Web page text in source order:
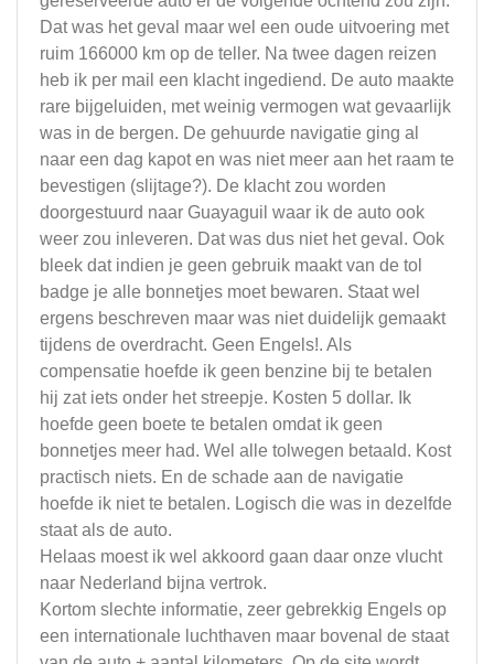
Dat was het geval maar wel een oude uitvoering met
ruim 166000 km op de teller. Na twee dagen reizen
heb ik per mail een klacht ingediend. De auto maakte
rare bijgeluiden, met weinig vermogen wat gevaarlijk
was in de bergen. De gehuurde navigatie ging al
naar een dag kapot en was niet meer aan het raam te
bevestigen (slijtage?). De klacht zou worden
doorgestuurd naar Guayaguil waar ik de auto ook
weer zou inleveren. Dat was dus niet het geval. Ook
bleek dat indien je geen gebruik maakt van de tol
badge je alle bonnetjes moet bewaren. Staat wel
ergens beschreven maar was niet duidelijk gemaakt
tijdens de overdracht. Geen Engels!. Als
compensatie hoefde ik geen benzine bij te betalen
hij zat iets onder het streepje. Kosten 5 dollar. Ik
hoefde geen boete te betalen omdat ik geen
bonnetjes meer had. Wel alle tolwegen betaald. Kost
practisch niets. En de schade aan de navigatie
hoefde ik niet te betalen. Logisch die was in dezelfde
staat als de auto.
Helaas moest ik wel akkoord gaan daar onze vlucht
naar Nederland bijna vertrok.
Kortom slechte informatie, zeer gebrekkig Engels op
een internationale luchthaven maar bovenal de staat